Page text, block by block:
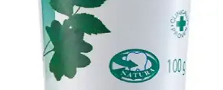
Aftoral Abfen Farma'nın Ağız Yarası Tedavisindeki
Rolü ve Kullanım Yöntemleri
Aftoral Abfen Farma, ağız yaralarının iyileşmesini destekleyen ve
ağrıyı hafifleten etkili bir ilaçtır. Kullanım detayları ve etkileri
hakkında bilinmesi gerekenler burada.
Ağız Sağlığı İçin Etkili ve Sağlıklı Bakım Yöntemleri
ve Doğal Çözümler